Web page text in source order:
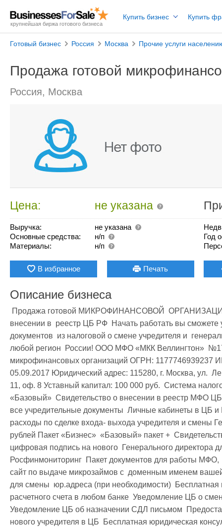
крупнейшая биржа готового бизнеса
Купить бизнес Купить
Готовый бизнес Россия Москва Прочие услуги
Продажа готовой
Россия, Москва
Цена: не указана
Выручка:
не указана
Основные средства:
н/п
Материалы:
н/п
Год
В избранное Печать
Описание бизнеса
внесении в  реестр ЦБ РФ  Начать работать вы сможете
документов  из налоговой о смене учредителя и
любой регион  России! ООО МФО «МКК Веллингтон»
микрофинансовых организаций ОГРН: 1177746939237
05.09.2017 Юридический адрес: 115280, г. Москва, ул.
11, оф. 8 Уставный капитал: 100 000 руб.  Система
«Базовый»  Свидетельство о внесении в реестр МФО
все учредительные документы  Личные кабинеты в ЦБ
расходы по сделке входа- выхода учредителя и смены
рублей Пакет «Бизнес»  «Базовый» пакет +
цифровая подпись на нового  Генерального директора
Росфинмониторинг  Пакет документов для работы
сайт по выдаче микрозаймов с  доменным именем
для смены  юр.адреса (при необходимости)  Бесплатная
расчетного счета в любом банке  Уведомление ЦБ о
Уведомление ЦБ об назначении СДЛ письмом
нового учредителя в ЦБ  Бесплатная юридическая